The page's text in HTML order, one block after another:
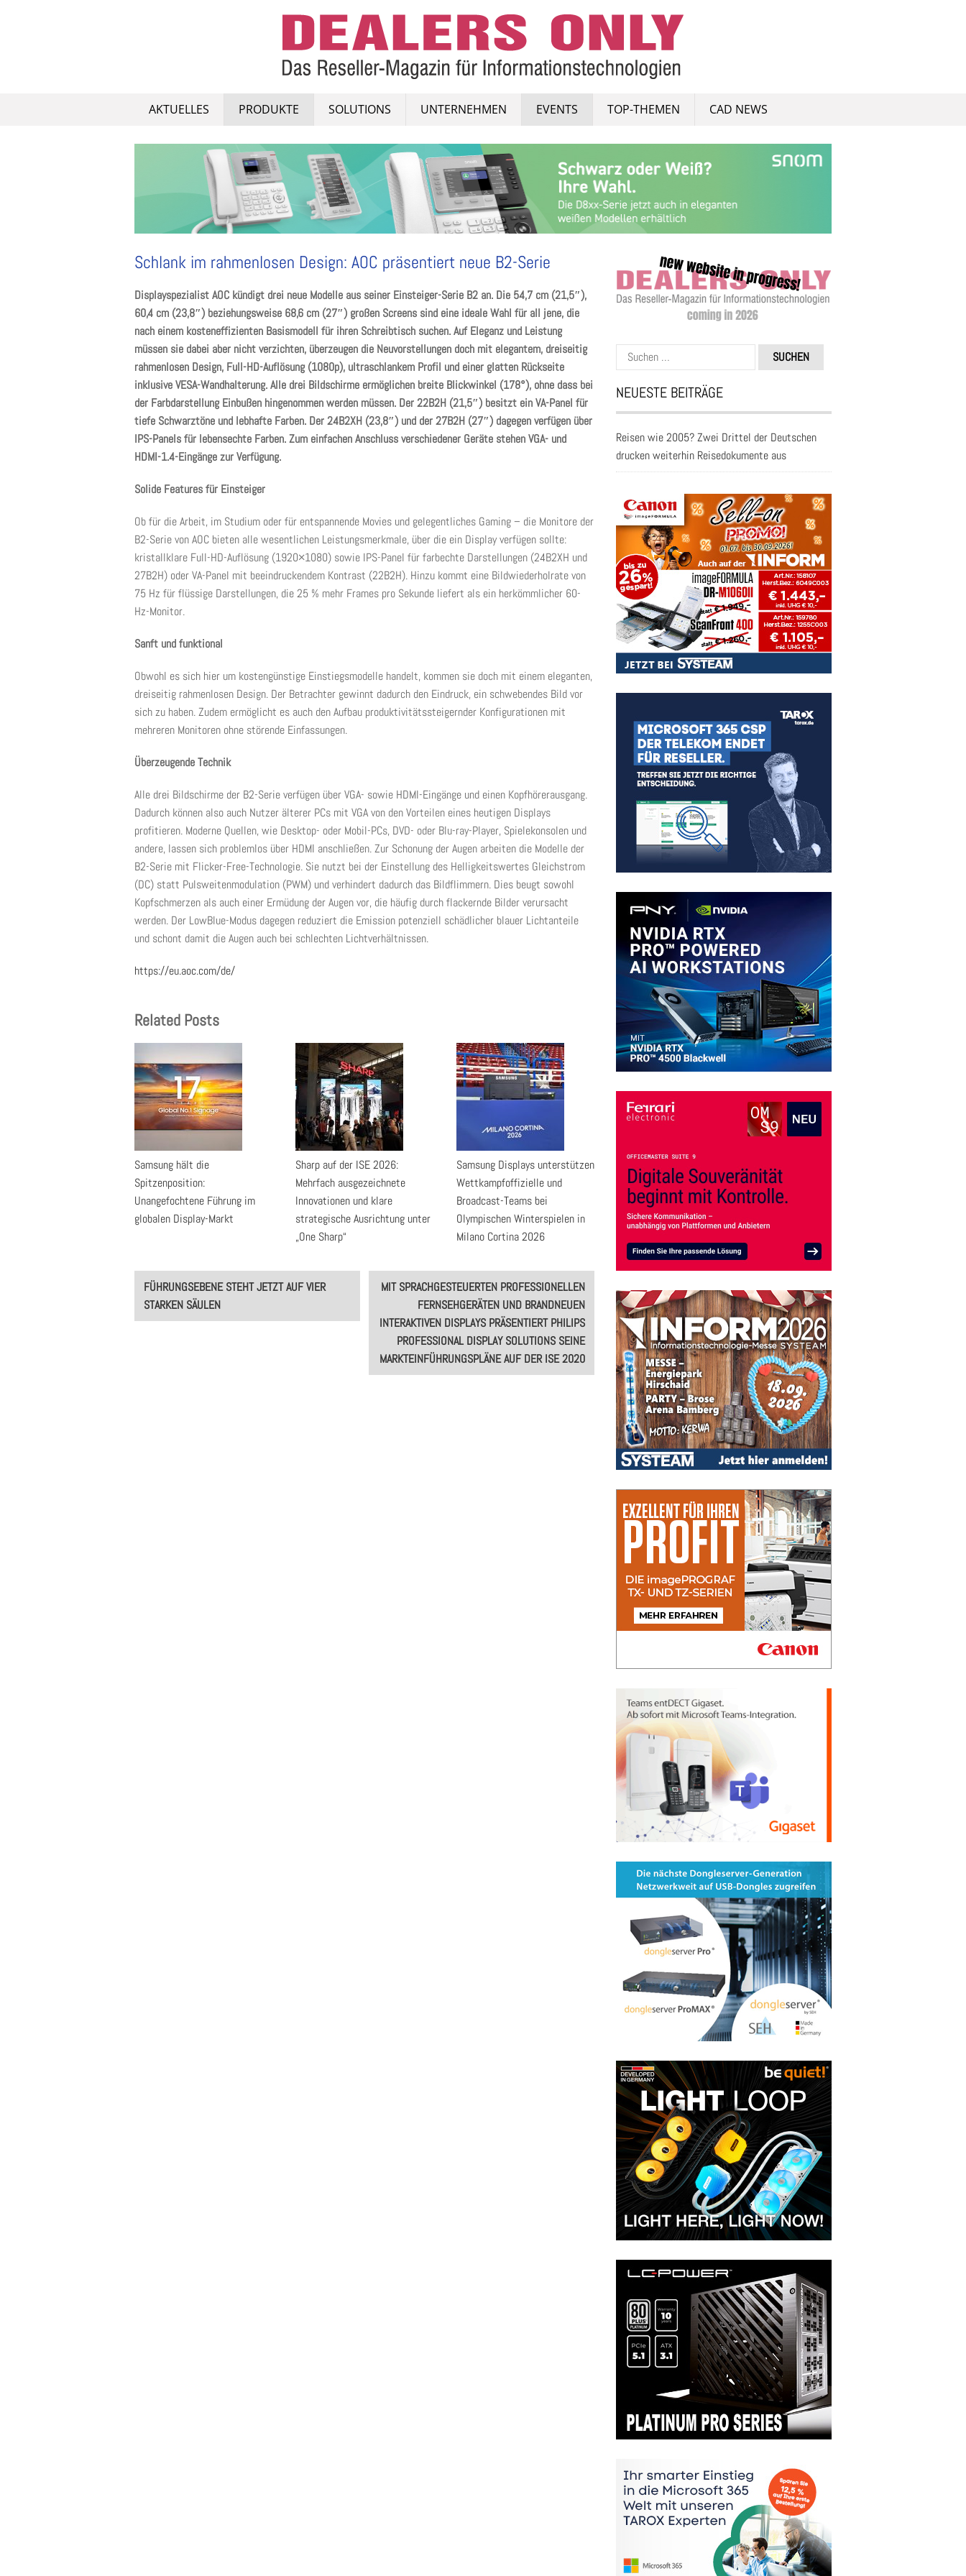
AKTUELLES PRODUKTE SOLUTIONS UNTERNEHMEN EVENTS TOP-THEMEN CAD NEWS
Schlank im rahmenlosen Design: AOC präsentiert neue B2-Serie
Displayspezialist AOC kündigt drei neue Modelle aus seiner Einsteiger-Serie B2 an. Die 54,7 cm (21,5″),
60,4 cm (23,8″) beziehungsweise 68,6 cm (27″) großen Screens sind eine ideale Wahl für all jene, die
nach einem kosteneffizienten Basismodell für ihren Schreibtisch suchen. Auf Eleganz und Leistung
müssen sie dabei aber nicht verzichten, überzeugen die Neuvorstellungen doch mit elegantem, dreiseitig
rahmenlosen Design, Full-HD-Auflösung (1080p), ultraschlankem Profil und einer glatten Rückseite
inklusive VESA-Wandhalterung. Alle drei Bildschirme ermöglichen breite Blickwinkel (178°), ohne dass bei
der Farbdarstellung Einbußen hingenommen werden müssen. Der 22B2H (21,5″) besitzt ein VA-Panel für
tiefe Schwarztöne und lebhafte Farben. Der 24B2XH (23,8″) und der 27B2H (27″) dagegen verfügen über
IPS-Panels für lebensechte Farben. Zum einfachen Anschluss verschiedener Geräte stehen VGA- und
HDMI-1.4-Eingänge zur Verfügung.
Solide Features für Einsteiger
Ob für die Arbeit, im Studium oder für entspannende Movies und gelegentliches Gaming – die Monitore der
B2-Serie von AOC bieten alle wesentlichen Leistungsmerkmale, über die ein Display verfügen sollte:
kristallklare Full-HD-Auflösung (1920×1080) sowie IPS-Panel für farbechte Darstellungen (24B2XH und
27B2H) oder VA-Panel mit beeindruckendem Kontrast (22B2H). Hinzu kommt eine Bildwiederholrate von
75 Hz für flüssige Darstellungen, die 25 % mehr Frames pro Sekunde liefert als ein herkömmlicher 60-
Hz-Monitor.
Sanft und funktional
Obwohl es sich hier um kostengünstige Einstiegsmodelle handelt, kommen sie doch mit einem eleganten,
dreiseitig rahmenlosen Design. Der Betrachter gewinnt dadurch den Eindruck, ein schwebendes Bild vor
sich zu haben. Zudem ermöglicht es auch den Aufbau produktivitätssteigernder Konfigurationen mit
mehreren Monitoren ohne störende Einfassungen.
Überzeugende Technik
Alle drei Bildschirme der B2-Serie verfügen über VGA- sowie HDMI-Eingänge und einen Kopfhörerausgang.
Dadurch können also auch Nutzer älterer PCs mit VGA von den Vorteilen eines heutigen Displays
profitieren. Moderne Quellen, wie Desktop- oder Mobil-PCs, DVD- oder Blu-ray-Player, Spielekonsolen und
andere, lassen sich problemlos über HDMI anschließen. Zur Schonung der Augen arbeiten die Modelle der
B2-Serie mit Flicker-Free-Technologie. Sie nutzt bei der Einstellung des Helligkeitswertes Gleichstrom
(DC) statt Pulsweitenmodulation (PWM) und verhindert dadurch das Bildflimmern. Dies beugt sowohl
Kopfschmerzen als auch einer Ermüdung der Augen vor, die häufig durch flackernde Bilder verursacht
werden. Der LowBlue-Modus dagegen reduziert die Emission potenziell schädlicher blauer Lichtanteile
und schont damit die Augen auch bei schlechten Lichtverhältnissen.
https://eu.aoc.com/de/
Related Posts
Samsung hält die
Spitzenposition:
Unangefochtene Führung im
globalen Display-Markt
Sharp auf der ISE 2026:
Mehrfach ausgezeichnete
Innovationen und klare
strategische Ausrichtung unter
„One Sharp“
Samsung Displays unterstützen
Wettkampfoffizielle und
Broadcast-Teams bei
Olympischen Winterspielen in
Milano Cortina 2026
Post
navigation
FÜHRUNGSEBENE STEHT JETZT AUF VIER
STARKEN SÄULEN
MIT SPRACHGESTEUERTEN PROFESSIONELLEN
FERNSEHGERÄTEN UND BRANDNEUEN
INTERAKTIVEN DISPLAYS PRÄSENTIERT PHILIPS
PROFESSIONAL DISPLAY SOLUTIONS SEINE
MARKTEINFÜHRUNGSPLÄNE AUF DER ISE 2020
Suchen
nach:
NEUESTE BEITRÄGE
Reisen wie 2005? Zwei Drittel der Deutschen
drucken weiterhin Reisedokumente aus